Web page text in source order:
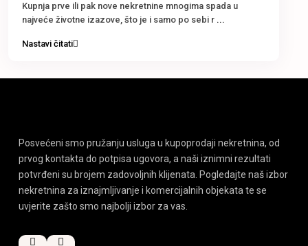
Kupnja prve ili pak nove nekretnine mnogima spada u
najveće životne izazove, što je i samo po sebi r ...
Nastavi čitati
Posvećeni smo pružanju usluga u kupoprodaji nekretnina, od
prvog kontakta do potpisa ugovora, a naši iznimni rezultati
potvrđeni su brojem zadovoljnih klijenata. Pogledajte naš izbor
nekretnina za iznajmljivanje i komercijalnih objekata te se
uvjerite zašto smo najbolji izbor za vas.